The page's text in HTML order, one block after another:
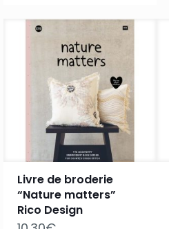
49.00€.
est :
Livre de broderie
“Nature matters”
Rico Design